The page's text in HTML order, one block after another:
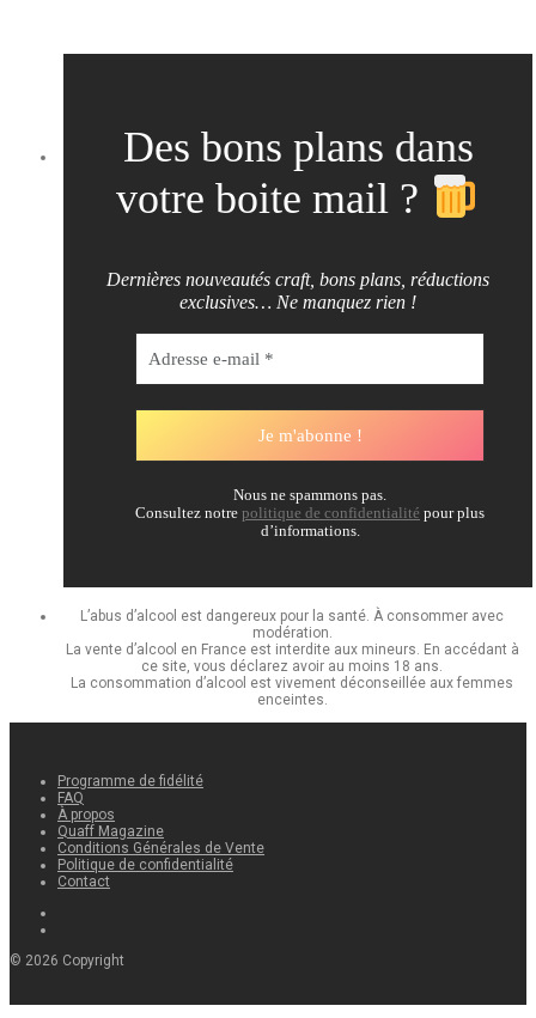
Des bons plans dans
votre boite mail ?
Dernières nouveautés craft, bons plans, réductions
exclusives… Ne manquez rien !
Nous ne spammons pas.
Consultez notre politique de confidentialité pour plus
d’informations.
L’abus d’alcool est dangereux pour la santé. À consommer avec
modération.
La vente d’alcool en France est interdite aux mineurs. En accédant à
ce site, vous déclarez avoir au moins 18 ans.
La consommation d’alcool est vivement déconseillée aux femmes
enceintes.
Programme de fidélité
FAQ
À propos
Quaff Magazine
Conditions Générales de Vente
Politique de confidentialité
Contact
© 2026 Copyright